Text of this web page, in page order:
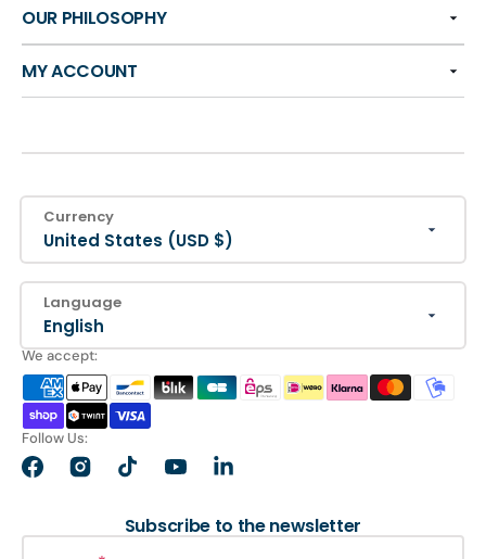
OUR PHILOSOPHY
MY ACCOUNT
Currency
United States (USD $)
Language
English
We accept:
Follow Us:
FacebookInstagramTikTokYouTubeLinkedIn
Subscribe to the newsletter